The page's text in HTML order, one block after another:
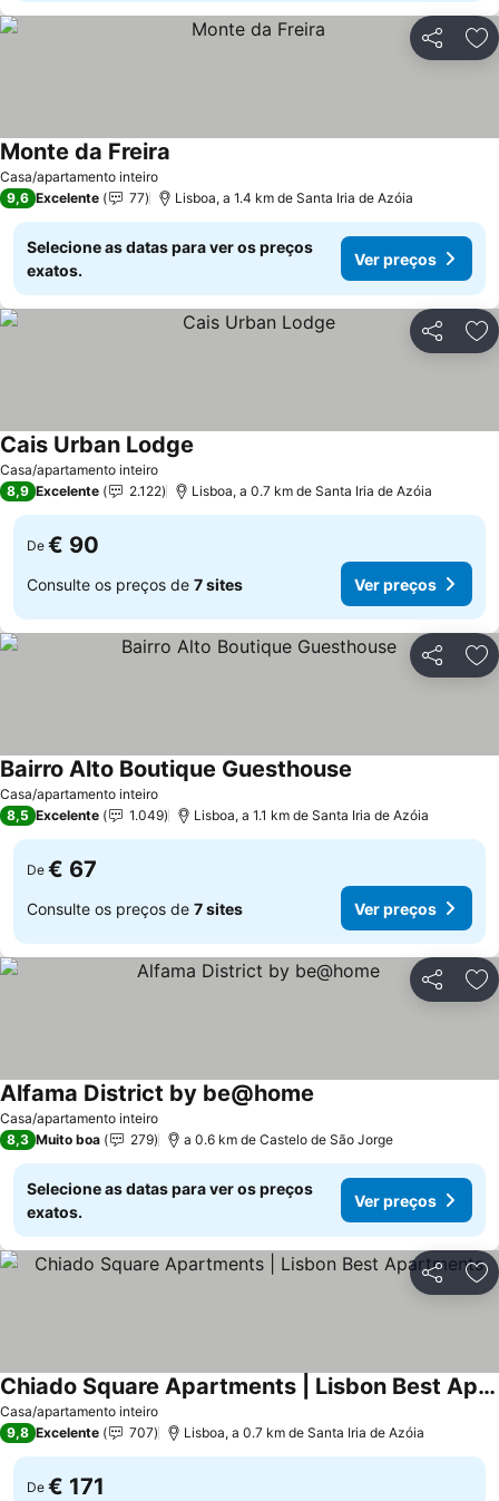
Partilhar
Casa/apartamento inteiro
Monte da Freira
9,6 Excelente 77 Lisboa, a 1.4 km de Santa Iria de Azóia
Selecione as datas para ver os preços
exatos.
Ver preços
Partilhar
Casa/apartamento inteiro
Cais Urban Lodge
8,9 Excelente 2.122 Lisboa, a 0.7 km de Santa Iria de Azóia
De € 90
Consulte os preços de 7 sites Ver preços
Partilhar
Casa/apartamento inteiro
Bairro Alto Boutique Guesthouse
8,5 Excelente 1.049 Lisboa, a 1.1 km de Santa Iria de Azóia
De € 67
Consulte os preços de 7 sites Ver preços
Partilhar
Casa/apartamento inteiro
Alfama District by be@home
8,3 Muito boa 279 a 0.6 km de Castelo de São Jorge
Selecione as datas para ver os preços
exatos.
Ver preços
Partilhar
Casa/apartamento inteiro
Chiado Square Apartments | Lisbon Best Apartments
Ver preços
9,8 Excelente 707 Lisboa, a 0.7 km de Santa Iria de Azóia
De € 171